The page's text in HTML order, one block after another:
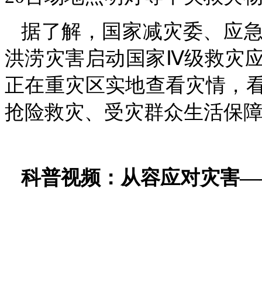
据了解，国家减灾委、应
洪涝灾害启动国家Ⅳ级救灾
正在重灾区实地查看灾情，
抢险救灾、受灾群众生活保
科普视频：从容应对灾害